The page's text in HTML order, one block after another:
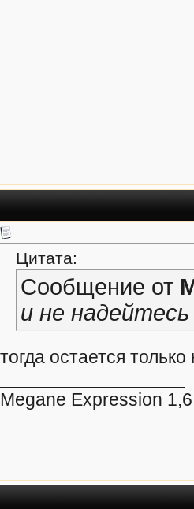
Цитата:
Сообщение от
и не
тогда остается
Megane Expression